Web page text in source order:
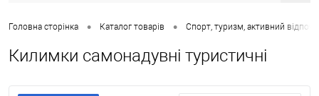
Головна сторінка • Каталог товарів • Спорт, туризм, активний
Килимки самонадувні туристичні